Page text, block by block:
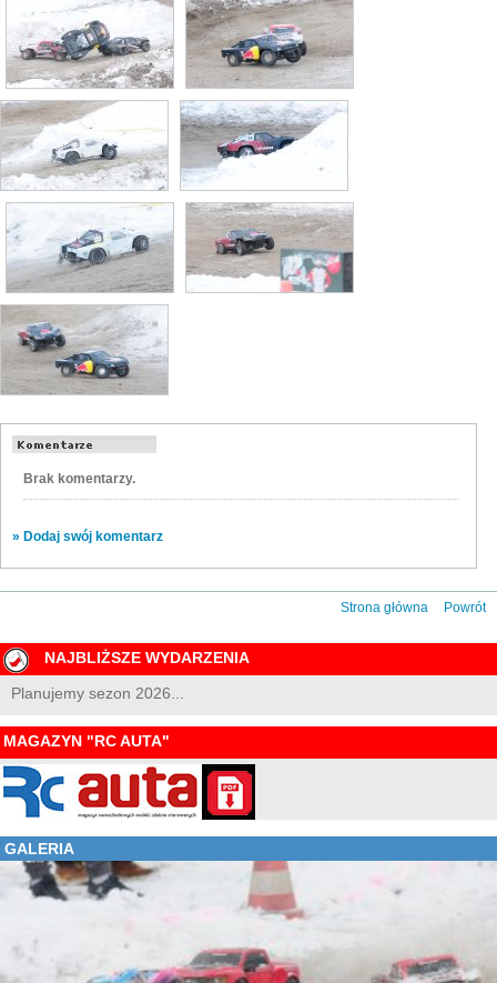
Brak komentarzy.
» Dodaj swój komentarz
Strona główna Powrót
NAJBLIŻSZE WYDARZENIA
Planujemy sezon 2026...
MAGAZYN "RC AUTA"
GALERIA